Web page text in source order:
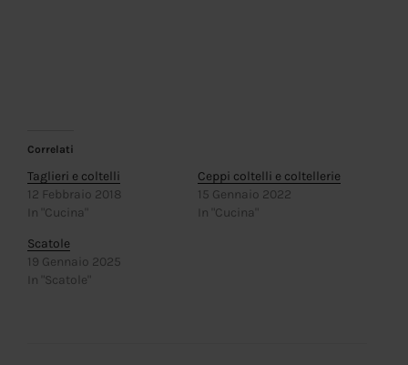
Correlati
Taglieri e coltelli
12 Febbraio 2018
In "Cucina"
Ceppi coltelli e coltellerie
15 Gennaio 2022
In "Cucina"
Scatole
19 Gennaio 2025
In "Scatole"